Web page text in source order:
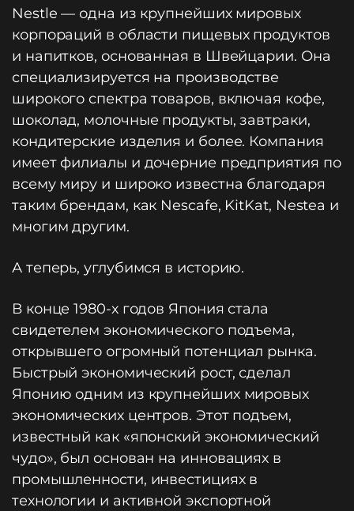
Nestle — одна из крупнейших мировых
корпораций в области пищевых продуктов
и напитков, основанная в Швейцарии. Она
специализируется на производстве
широкого спектра товаров, включая кофе,
шоколад, молочные продукты, завтраки,
кондитерские изделия и более. Компания
имеет филиалы и дочерние предприятия по
всему миру и широко известна благодаря
таким брендам, как Nescafe, KitKat, Nestea и
многим другим.
А теперь, углубимся в историю.
В конце 1980-х годов Япония стала
свидетелем экономического подъема,
открывшего огромный потенциал рынка.
Быстрый экономический рост, сделал
Японию одним из крупнейших мировых
экономических центров. Этот подъем,
известный как «японский экономический
чудо», был основан на инновациях в
промышленности, инвестициях в
технологии и активной экспортной